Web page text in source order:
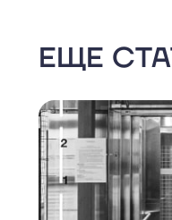
ЕЩЕ